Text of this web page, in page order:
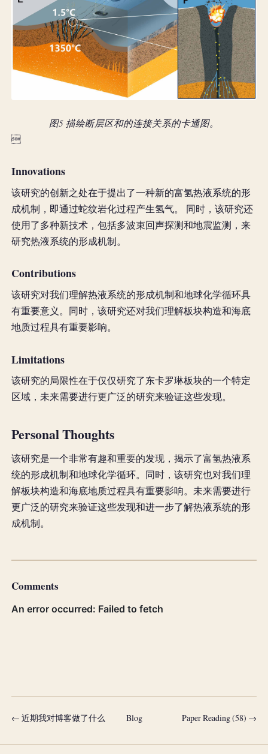
图5 描绘断层区和的连接关系的卡通图。

Innovations
该研究的创新之处在于提出了一种新的富氢热液系统的形
成机制，即通过蛇纹岩化过程产生氢气。 同时，该研究还
使用了多种新技术，包括多波束回声探测和地震监测，来
研究热液系统的形成机制。
Contributions
该研究对我们理解热液系统的形成机制和地球化学循环具
有重要意义。同时，该研究还对我们理解板块构造和海底
地质过程具有重要影响。
Limitations
该研究的局限性在于仅仅研究了东卡罗琳板块的一个特定
区域，未来需要进行更广泛的研究来验证这些发现。
Personal Thoughts
该研究是一个非常有趣和重要的发现，揭示了富氢热液系
统的形成机制和地球化学循环。同时，该研究也对我们理
解板块构造和海底地质过程具有重要影响。未来需要进行
更广泛的研究来验证这些发现和进一步了解热液系统的形
成机制。
Comments
← 近期我对博客做了什么 Blog Paper Reading (58) →